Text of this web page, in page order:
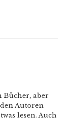
Bücher, aber
Autoren
lesen. Auch